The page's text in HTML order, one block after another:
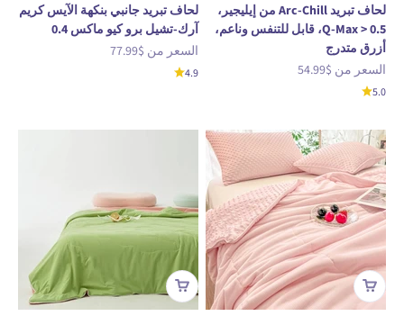
لحاف تبريد Arc-Chill من إيليجير،
Q-Max > 0.5، قابل للتنفس وناعم،
أزرق متدرج
السعر بعد الخصم
السعر من $54.99
5.0
لحاف تبريد جانبي بنكهة الآيس كريم
آرك-تشيل برو كيو ماكس 0.4
السعر بعد الخصم
السعر من $77.99
4.9